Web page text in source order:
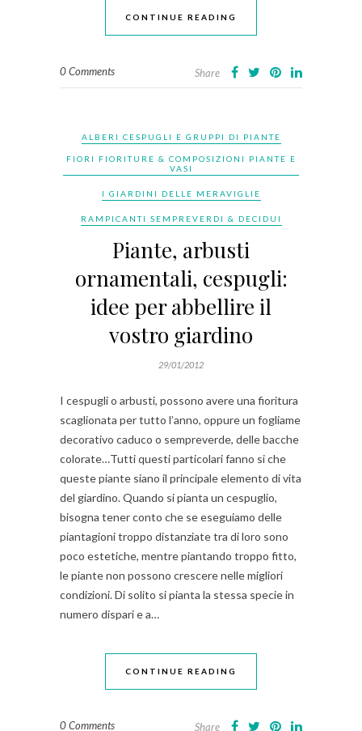
CONTINUE READING
0 Comments Share
ALBERI CESPUGLI E GRUPPI DI PIANTE
FIORI FIORITURE & COMPOSIZIONI PIANTE E
VASI
I GIARDINI DELLE MERAVIGLIE
RAMPICANTI SEMPREVERDI & DECIDUI
Piante, arbusti
ornamentali, cespugli:
idee per abbellire il
vostro giardino
29/01/2012
I cespugli o arbusti, possono avere una fioritura
scaglionata per tutto l’anno, oppure un fogliame
decorativo caduco o sempreverde, delle bacche
colorate…Tutti questi particolari fanno si che
queste piante siano il principale elemento di vita
del giardino. Quando si pianta un cespuglio,
bisogna tener conto che se eseguiamo delle
piantagioni troppo distanziate tra di loro sono
poco estetiche, mentre piantando troppo fitto,
le piante non possono crescere nelle migliori
condizioni. Di solito si pianta la stessa specie in
numero dispari e a…
CONTINUE READING
0 Comments Share